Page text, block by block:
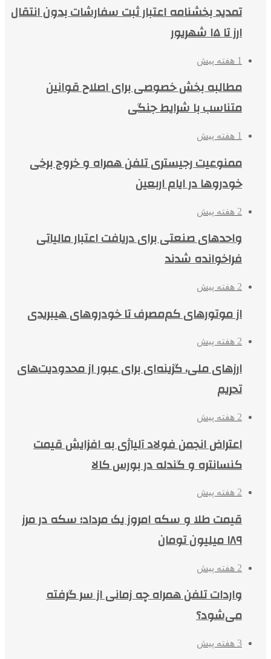
تمدید بخشنامه اعتبار ثبت سفارشات بدون انتقال
ارز تا ۱۵ شهریور
1 هفته پیش
مطالبه بخش خصوصی برای اصلاح قوانین
متناسب با شرایط جنگی
1 هفته پیش
ممنوعیت رجیستری تلفن همراه و خروج برخی
خودروها در ایام اربعین
2 هفته پیش
واحدهای صنعتی برای دریافت اعتبار مالیاتی
فراخوانده شدند
2 هفته پیش
از موتورهای کم‌مصرف تا خودروهای هیبریدی
2 هفته پیش
ارزهای ملی، گزینه‌ای برای عبور از محدودیت‌های
تحریم
2 هفته پیش
اعتراض انجمن فولاد آلیاژی به افزایش قیمت
کنسانتره و گندله در بورس کالا
2 هفته پیش
قیمت طلا و سکه امروز یک مرداد؛ سکه در مرز
۱۸۹ میلیون تومان
2 هفته پیش
واردات تلفن همراه چه زمانی از سر گرفته
می‌شود؟
3 هفته پیش